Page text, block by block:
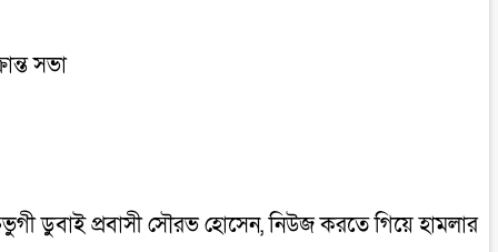
সভা
ডুবাই প্রবাসী সৌরভ হোসেন, নিউজ করতে গিয়ে হামলার